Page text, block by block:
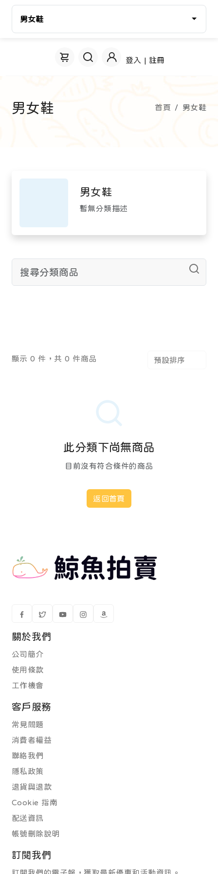
登入 | 註冊
男女鞋 首頁 男女鞋
男女鞋
男女鞋
暫無分類描述
顯示 0 件，共 0 件商品
此分類下尚無商品
目前沒有符合條件的商品
返回首頁
關於我們
公司簡介
使用條款
工作機會
客戶服務
常見問題
消費者權益
聯絡我們
隱私政策
退貨與退款
Cookie 指南
配送資訊
帳號刪除說明
訂閱我們